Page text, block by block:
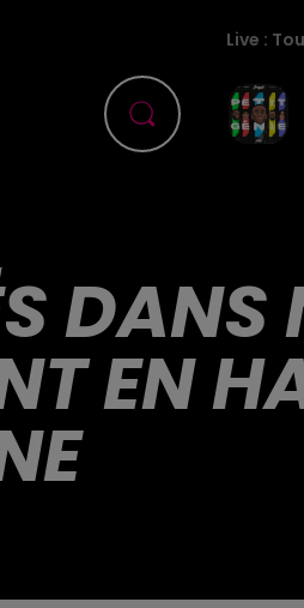
Live :
DANS
EN